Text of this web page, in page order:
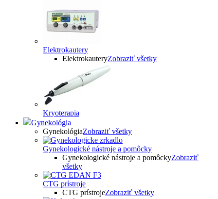
Elektrokautery
ElektrokauteryZobraziť všetky
Kryoterapia
Gynekológia
GynekológiaZobraziť všetky
Gynekologické nástroje a pomôcky
Gynekologické nástroje a pomôckyZobraziť
všetky
CTG prístroje
CTG prístrojeZobraziť všetky